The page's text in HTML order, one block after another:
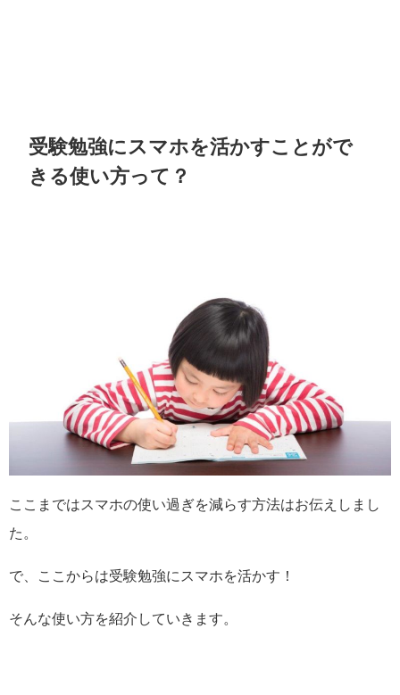
受験勉強にスマホを活かすことがで
きる使い方って？
ここまではスマホの使い過ぎを減らす方法はお伝えしまし
た。
で、ここからは受験勉強にスマホを活かす！
そんな使い方を紹介していきます。